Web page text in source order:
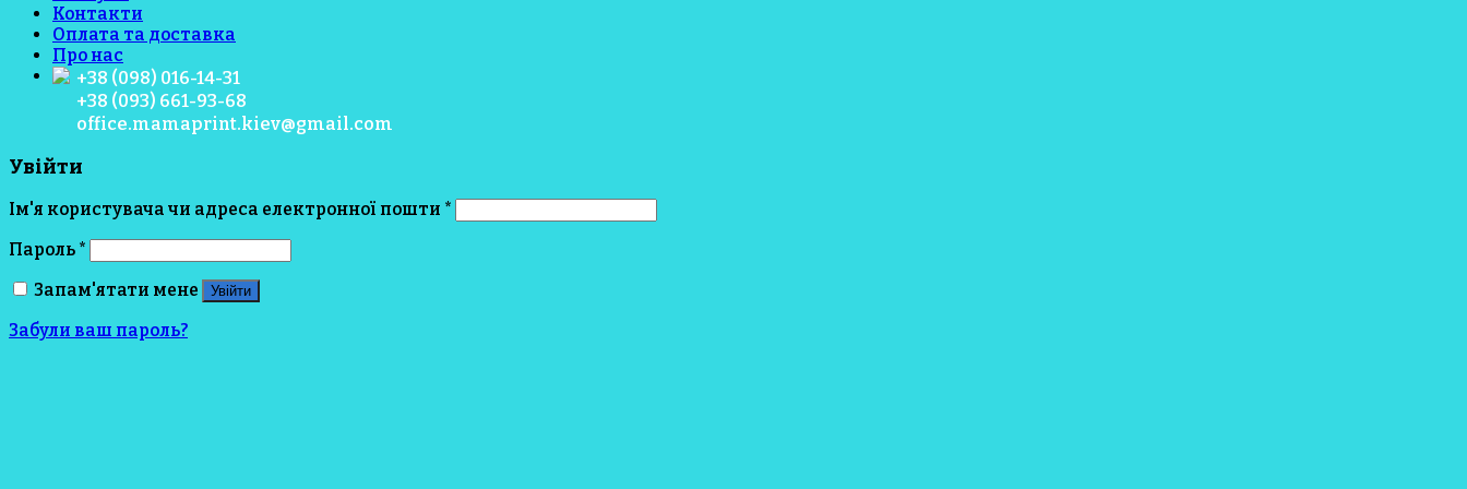
Контакти
Оплата та доставка
Про нас
+38 (098) 016-14-31
+38 (093) 661-93-68
office.mamaprint.kiev@gmail.com
Увійти
Ім'я користувача чи адреса електронної пошти *
Пароль *
Запам'ятати мене
Увійти
Забули ваш пароль?